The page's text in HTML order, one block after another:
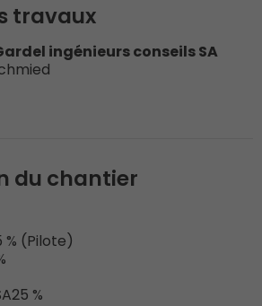
travaux
ingénieurs conseils SA
du chantier
% (Pilote)
25 %